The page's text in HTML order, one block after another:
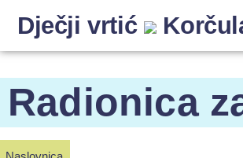
Dječji vrtić
Radionica